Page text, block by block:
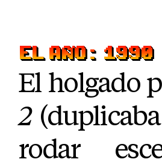
EL AÑO: 1990
El holgado
2
rodar